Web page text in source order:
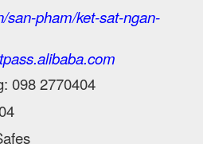
san-pham/ket-sat-ngan-
098 2770404